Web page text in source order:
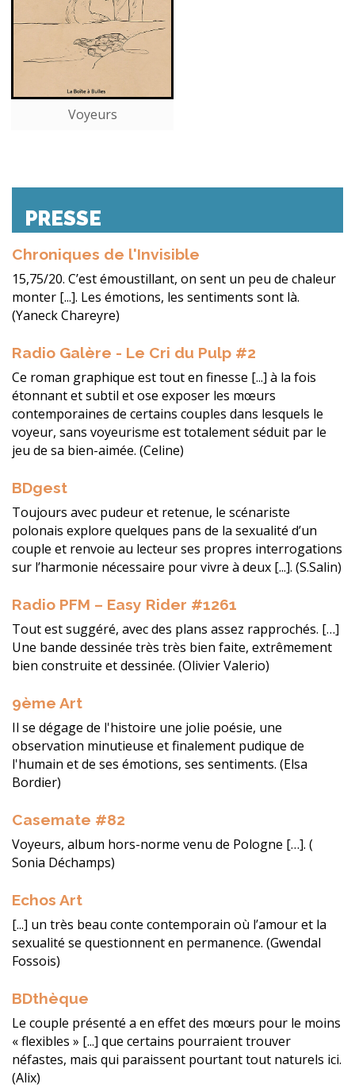
Voyeurs
PRESSE
Chroniques de l'Invisible
15,75/20. C’est émoustillant, on sent un peu de chaleur
monter [...]. Les émotions, les sentiments sont là.
(Yaneck Chareyre)
Radio Galère - Le Cri du Pulp #2
Ce roman graphique est tout en finesse [...] à la fois
étonnant et subtil et ose exposer les mœurs
contemporaines de certains couples dans lesquels le
voyeur, sans voyeurisme est totalement séduit par le
jeu de sa bien-aimée. (Celine)
BDgest
Toujours avec pudeur et retenue, le scénariste
polonais explore quelques pans de la sexualité d’un
couple et renvoie au lecteur ses propres interrogations
sur l’harmonie nécessaire pour vivre à deux [...]. (S.Salin)
Radio PFM – Easy Rider #1261
Tout est suggéré, avec des plans assez rapprochés. […]
Une bande dessinée très très bien faite, extrêmement
bien construite et dessinée. (Olivier Valerio)
9ème Art
Il se dégage de l'histoire une jolie poésie, une
observation minutieuse et finalement pudique de
l'humain et de ses émotions, ses sentiments. (Elsa
Bordier)
Casemate #82
Voyeurs, album hors-norme venu de Pologne […]. (
Sonia Déchamps)
Echos Art
[...] un très beau conte contemporain où l’amour et la
sexualité se questionnent en permanence. (Gwendal
Fossois)
BDthèque
Le couple présenté a en effet des mœurs pour le moins
« flexibles » [...] que certains pourraient trouver
néfastes, mais qui paraissent pourtant tout naturels ici.
(Alix)